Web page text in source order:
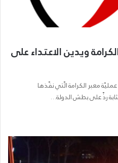
ويدين الاعتداء على
معبر الكرامة الّتي نفّذها
ردٍّ على بطش الدولة…